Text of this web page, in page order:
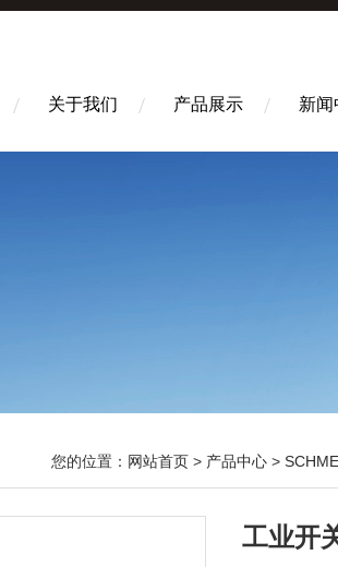
关于我们 产品展示 新闻
您的位置： 网站首页 > 产品中心 >
工业开